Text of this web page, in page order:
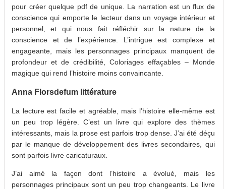
pour créer quelque pdf de unique. La narration est un flux de
conscience qui emporte le lecteur dans un voyage intérieur et
personnel, et qui nous fait réfléchir sur la nature de la
conscience et de l’expérience. L’intrigue est complexe et
engageante, mais les personnages principaux manquent de
profondeur et de crédibilité, Coloriages effaçables – Monde
magique qui rend l’histoire moins convaincante.
Anna Florsdefum littérature
La lecture est facile et agréable, mais l’histoire elle-même est
un peu trop légère. C’est un livre qui explore des thèmes
intéressants, mais la prose est parfois trop dense. J’ai été déçu
par le manque de développement des livres secondaires, qui
sont parfois livre caricaturaux.
J’ai aimé la façon dont l’histoire a évolué, mais les
personnages principaux sont un peu trop changeants. Le livre